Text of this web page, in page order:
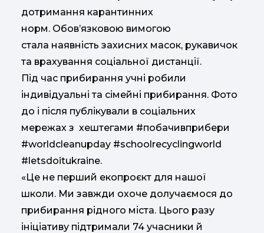
дотримання карантинних
норм. Обов’язковою вимогою
стала наявність захисних масок, рукавичок
та врахування соціальної дистанції.
Під час прибирання учні робили
індивідуальні та сімейні прибирання. Фото
до і після публікували в соціальних
мережах з хештегами #побачивприбери
#worldcleanupday #schoolrecyclingworld
#letsdoitukraine.
«‎Це не перший екопроєкт для нашої
школи. Ми завжди охоче долучаємося до
прибирання рідного міста. Цього разу
ініціативу підтримали 74 учасники й